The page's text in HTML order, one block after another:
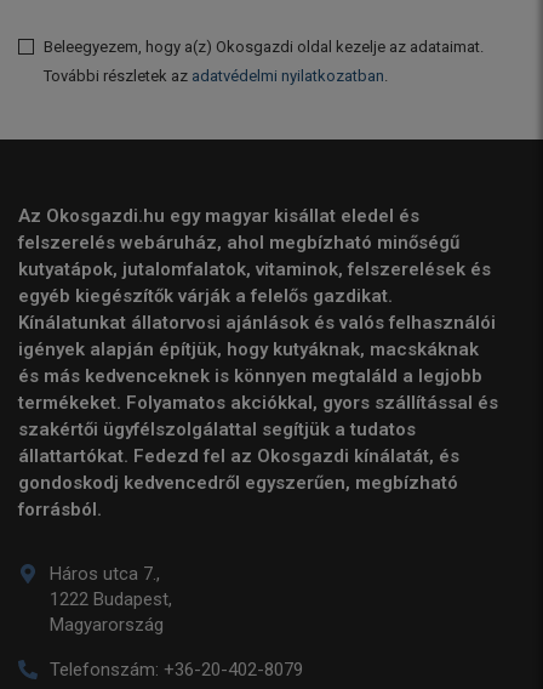
Beleegyezem, hogy a(z) Okosgazdi oldal kezelje az adataimat.
További részletek az adatvédelmi nyilatkozatban.
Az Okosgazdi.hu egy magyar kisállat eledel és
felszerelés webáruház, ahol megbízható minőségű
kutyatápok, jutalomfalatok, vitaminok, felszerelések és
egyéb kiegészítők várják a felelős gazdikat.
Kínálatunkat állatorvosi ajánlások és valós felhasználói
igények alapján építjük, hogy kutyáknak, macskáknak
és más kedvenceknek is könnyen megtaláld a legjobb
termékeket. Folyamatos akciókkal, gyors szállítással és
szakértői ügyfélszolgálattal segítjük a tudatos
állattartókat. Fedezd fel az Okosgazdi kínálatát, és
gondoskodj kedvencedről egyszerűen, megbízható
forrásból.
Háros utca 7.,
1222 Budapest,
Magyarország
Telefonszám: +36-20-402-8079